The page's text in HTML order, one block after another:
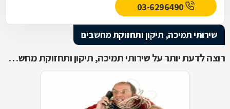
03-6296490
שירותי תמיכה, תיקון ותחזוקת מחשבים
רוצה לדעת יותר על שירותי תמיכה, תיקון ותחזוקת מחשבים ?